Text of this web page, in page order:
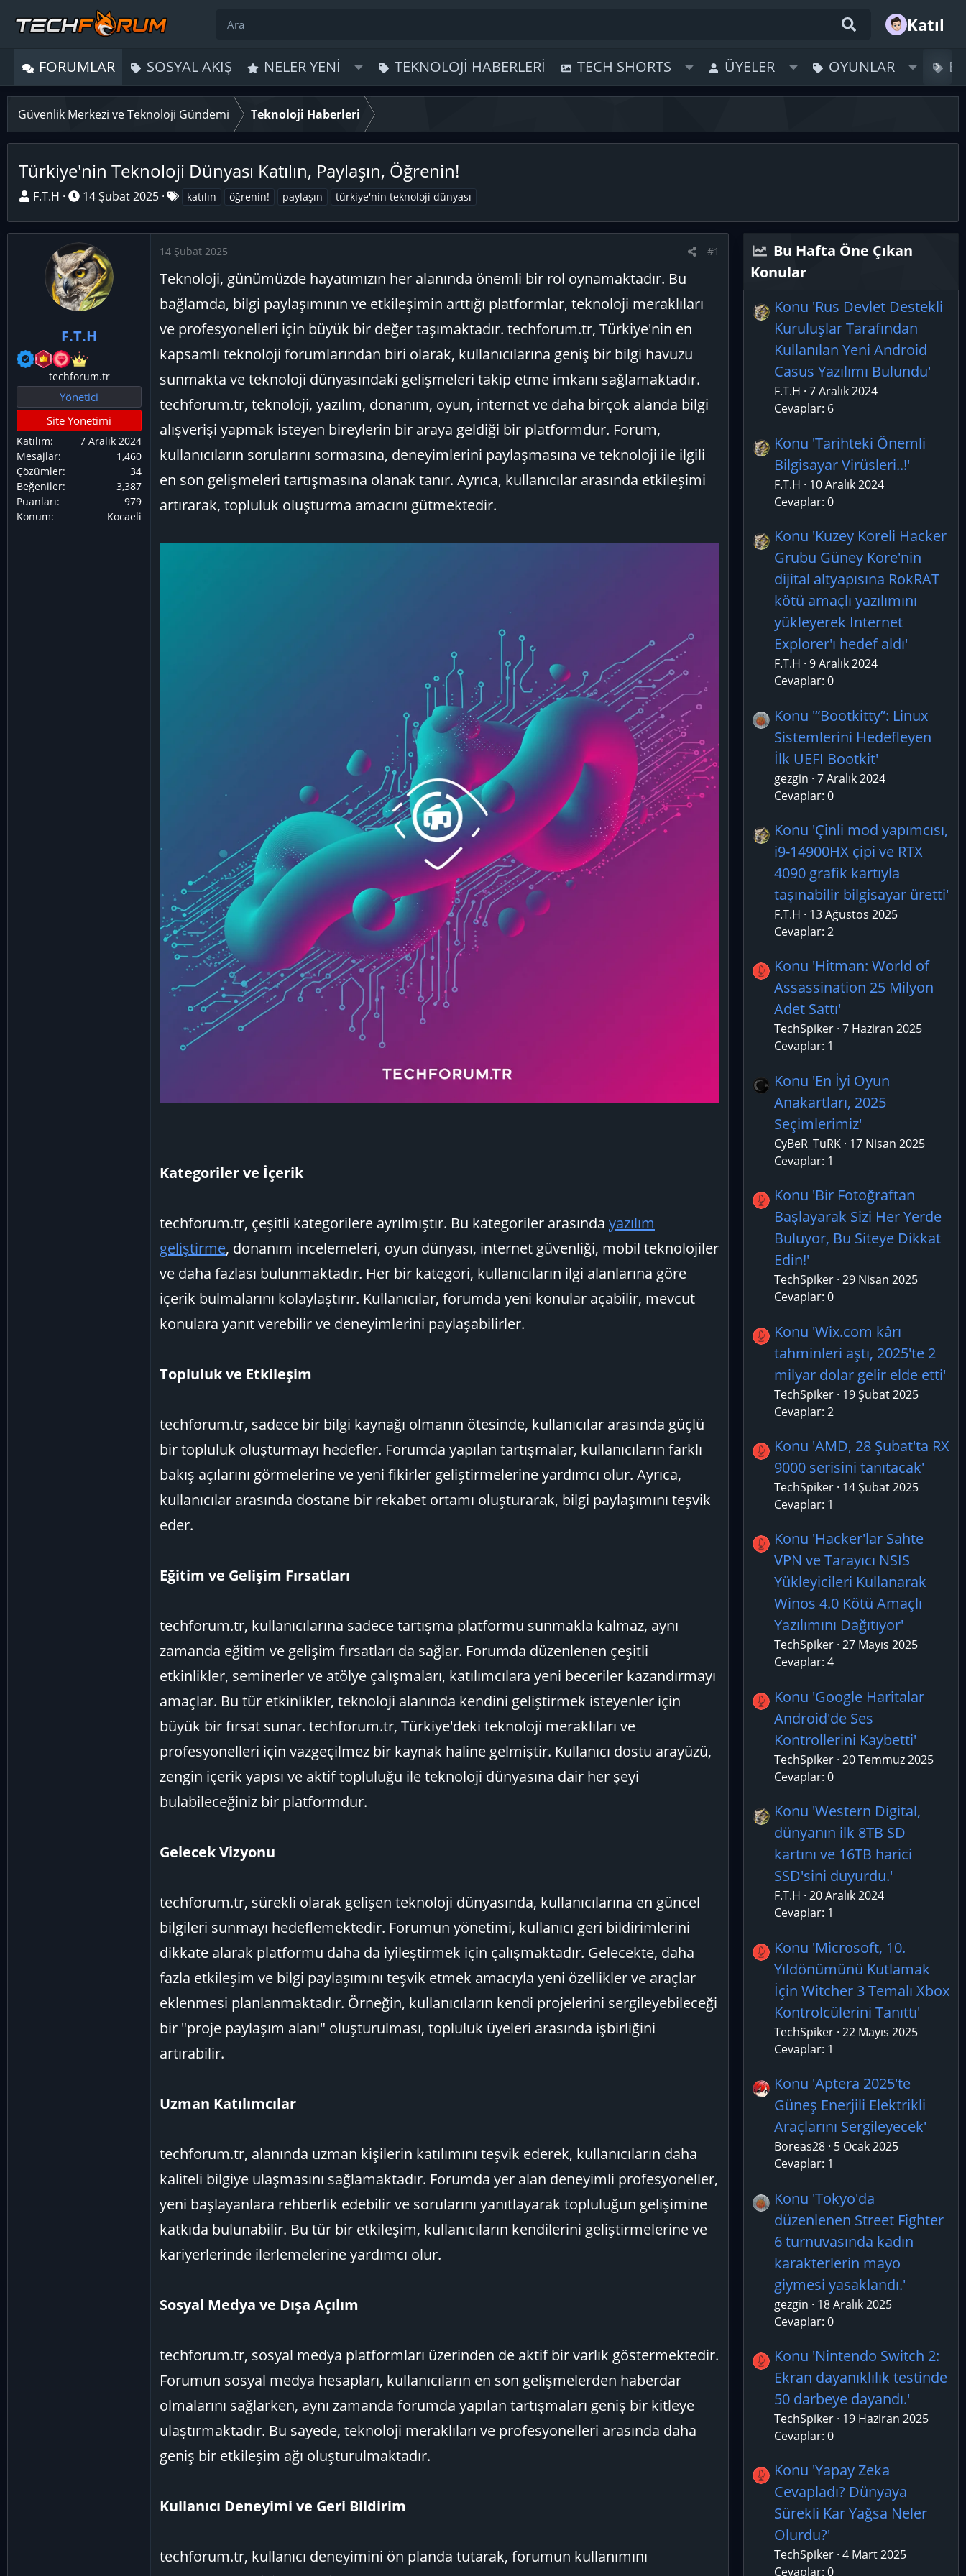
Katıl
FORUMLAR SOSYAL AKIŞ NELER YENI TEKNOLOJI HABERLERI TECH SHORTS ÜYELER OYUNLAR
Güvenlik Merkezi ve Teknoloji Gündemi Teknoloji Haberleri
Türkiye'nin Teknoloji Dünyası Katılın, Paylaşın, Öğrenin!
K
n
l
a
t
F.T.H
B
ş
l
a
n
g
ı
ç
a
r
i
h
i
14 Şubat 2025
i
k
t
l
e
r
katılın öğrenin! paylaşın türkiye'nin teknoloji dünyası
F.T.H
techforum.tr
Yönetici
Site Yönetimi
Katılım
7 Aralık 2024
Mesajlar
1,460
Çözümler
34
Beğeniler
3,387
Puanları
979
Konum
Kocaeli
14 Şubat 2025 #1
Teknoloji, günümüzde hayatımızın her alanında önemli bir rol oynamaktadır. Bu
bağlamda, bilgi paylaşımının ve etkileşimin arttığı platformlar, teknoloji meraklıları
ve profesyonelleri için büyük bir değer taşımaktadır. techforum.tr, Türkiye'nin en
kapsamlı teknoloji forumlarından biri olarak, kullanıcılarına geniş bir bilgi havuzu
sunmakta ve teknoloji dünyasındaki gelişmeleri takip etme imkanı sağlamaktadır.
techforum.tr, teknoloji, yazılım, donanım, oyun, internet ve daha birçok alanda bilgi
alışverişi yapmak isteyen bireylerin bir araya geldiği bir platformdur. Forum,
kullanıcıların sorularını sormasına, deneyimlerini paylaşmasına ve teknoloji ile ilgili
en son gelişmeleri tartışmasına olanak tanır. Ayrıca, kullanıcılar arasında etkileşimi
artırarak, topluluk oluşturma amacını gütmektedir.
Kategoriler ve İçerik
techforum.tr, çeşitli kategorilere ayrılmıştır. Bu kategoriler arasında yazılım
geliştirme, donanım incelemeleri, oyun dünyası, internet güvenliği, mobil teknolojiler
ve daha fazlası bulunmaktadır. Her bir kategori, kullanıcıların ilgi alanlarına göre
içerik bulmalarını kolaylaştırır. Kullanıcılar, forumda yeni konular açabilir, mevcut
konulara yanıt verebilir ve deneyimlerini paylaşabilirler.
Topluluk ve Etkileşim
techforum.tr, sadece bir bilgi kaynağı olmanın ötesinde, kullanıcılar arasında güçlü
bir topluluk oluşturmayı hedefler. Forumda yapılan tartışmalar, kullanıcıların farklı
bakış açılarını görmelerine ve yeni fikirler geliştirmelerine yardımcı olur. Ayrıca,
kullanıcılar arasında dostane bir rekabet ortamı oluşturarak, bilgi paylaşımını teşvik
eder.
Eğitim ve Gelişim Fırsatları
techforum.tr, kullanıcılarına sadece tartışma platformu sunmakla kalmaz, aynı
zamanda eğitim ve gelişim fırsatları da sağlar. Forumda düzenlenen çeşitli
etkinlikler, seminerler ve atölye çalışmaları, katılımcılara yeni beceriler kazandırmayı
amaçlar. Bu tür etkinlikler, teknoloji alanında kendini geliştirmek isteyenler için
büyük bir fırsat sunar. techforum.tr, Türkiye'deki teknoloji meraklıları ve
profesyonelleri için vazgeçilmez bir kaynak haline gelmiştir. Kullanıcı dostu arayüzü,
zengin içerik yapısı ve aktif topluluğu ile teknoloji dünyasına dair her şeyi
bulabileceğiniz bir platformdur.
Gelecek Vizyonu
techforum.tr, sürekli olarak gelişen teknoloji dünyasında, kullanıcılarına en güncel
bilgileri sunmayı hedeflemektedir. Forumun yönetimi, kullanıcı geri bildirimlerini
dikkate alarak platformu daha da iyileştirmek için çalışmaktadır. Gelecekte, daha
fazla etkileşim ve bilgi paylaşımını teşvik etmek amacıyla yeni özellikler ve araçlar
eklenmesi planlanmaktadır. Örneğin, kullanıcıların kendi projelerini sergileyebileceği
bir "proje paylaşım alanı" oluşturulması, topluluk üyeleri arasında işbirliğini
artırabilir.
Uzman Katılımcılar
techforum.tr, alanında uzman kişilerin katılımını teşvik ederek, kullanıcıların daha
kaliteli bilgiye ulaşmasını sağlamaktadır. Forumda yer alan deneyimli profesyoneller,
yeni başlayanlara rehberlik edebilir ve sorularını yanıtlayarak topluluğun gelişimine
katkıda bulunabilir. Bu tür bir etkileşim, kullanıcıların kendilerini geliştirmelerine ve
kariyerlerinde ilerlemelerine yardımcı olur.
Sosyal Medya ve Dışa Açılım
techforum.tr, sosyal medya platformları üzerinden de aktif bir varlık göstermektedir.
Forumun sosyal medya hesapları, kullanıcıların en son gelişmelerden haberdar
olmalarını sağlarken, aynı zamanda forumda yapılan tartışmaları geniş bir kitleye
ulaştırmaktadır. Bu sayede, teknoloji meraklıları ve profesyonelleri arasında daha
geniş bir etkileşim ağı oluşturulmaktadır.
Kullanıcı Deneyimi ve Geri Bildirim
techforum.tr, kullanıcı deneyimini ön planda tutarak, forumun kullanımını
Bu Hafta Öne Çıkan
Konular
Konu 'Rus Devlet Destekli
Kuruluşlar Tarafından
Kullanılan Yeni Android
Casus Yazılımı Bulundu'
F.T.H 7 Aralık 2024
Cevaplar: 6
Konu 'Tarihteki Önemli
Bilgisayar Virüsleri..!'
F.T.H
10 Aralık 2024
Cevaplar: 0
Konu 'Kuzey Koreli Hacker
Grubu Güney Kore'nin
dijital altyapısına RokRAT
kötü amaçlı yazılımını
yükleyerek Internet
Explorer'ı hedef aldı'
F.T.H 9 Aralık 2024
Cevaplar: 0
Konu '“Bootkitty”: Linux
Sistemlerini Hedefleyen
İlk UEFI Bootkit'
gezgin 7 Aralık 2024
Cevaplar: 0
Konu 'Çinli mod yapımcısı,
i9-14900HX çipi ve RTX
4090 grafik kartıyla
taşınabilir bilgisayar üretti'
F.T.H
13 Ağustos 2025
Cevaplar: 2
Konu 'Hitman: World of
Assassination 25 Milyon
Adet Sattı'
TechSpiker 7 Haziran 2025
Cevaplar: 1
Konu 'En İyi Oyun
Anakartları, 2025
Seçimlerimiz'
CyBeR_TuRK 17 Nisan 2025
Cevaplar: 1
Konu 'Bir Fotoğraftan
Başlayarak Sizi Her Yerde
Buluyor, Bu Siteye Dikkat
Edin!'
TechSpiker 29 Nisan 2025
Cevaplar: 0
Konu 'Wix.com kârı
tahminleri aştı, 2025'te 2
milyar dolar gelir elde etti'
TechSpiker 19 Şubat 2025
Cevaplar: 2
Konu 'AMD, 28 Şubat'ta RX
9000 serisini tanıtacak'
TechSpiker 14 Şubat 2025
Cevaplar: 1
Konu 'Hacker'lar Sahte
VPN ve Tarayıcı NSIS
Yükleyicileri Kullanarak
Winos 4.0 Kötü Amaçlı
Yazılımını Dağıtıyor'
TechSpiker 27 Mayıs 2025
Cevaplar: 4
Konu 'Google Haritalar
Android'de Ses
Kontrollerini Kaybetti'
TechSpiker 20 Temmuz 2025
Cevaplar: 0
Konu 'Western Digital,
dünyanın ilk 8TB SD
kartını ve 16TB harici
SSD'sini duyurdu.'
F.T.H 20 Aralık 2024
Cevaplar: 1
Konu 'Microsoft, 10.
Yıldönümünü Kutlamak
İçin Witcher 3 Temalı Xbox
Kontrolcülerini Tanıttı'
TechSpiker 22 Mayıs 2025
Cevaplar: 1
Konu 'Aptera 2025'te
Güneş Enerjili Elektrikli
Araçlarını Sergileyecek'
Boreas28 5 Ocak 2025
Cevaplar: 1
Konu 'Tokyo'da
düzenlenen Street Fighter
6 turnuvasında kadın
karakterlerin mayo
giymesi yasaklandı.'
gezgin
18 Aralık 2025
Cevaplar: 0
Konu 'Nintendo Switch 2:
Ekran dayanıklılık testinde
50 darbeye dayandı.'
TechSpiker 19 Haziran 2025
Cevaplar: 0
Konu 'Yapay Zeka
Cevapladı? Dünyaya
Sürekli Kar Yağsa Neler
Olurdu?'
TechSpiker 4 Mart 2025
Cevaplar: 0